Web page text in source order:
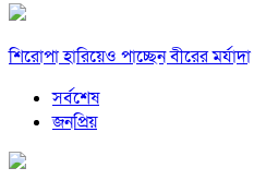
শিরোপা হারিয়েও পাচ্ছেন বীরের মর্যাদা
সর্বশেষ
জনপ্রিয়